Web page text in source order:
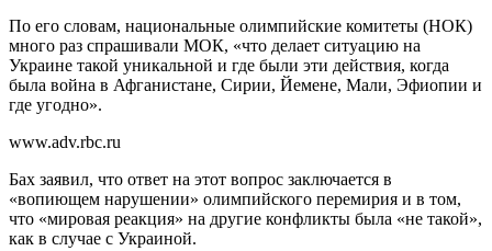
По его словам, национальные олимпийские комитеты (НОК)
много раз спрашивали МОК, «что делает ситуацию на
Украине такой уникальной и где были эти действия, когда
была война в Афганистане, Сирии, Йемене, Мали, Эфиопии и
где угодно».
www.adv.rbc.ru
Бах заявил, что ответ на этот вопрос заключается в
«вопиющем нарушении» олимпийского перемирия и в том,
что «мировая реакция» на другие конфликты была «не такой»,
как в случае с Украиной.